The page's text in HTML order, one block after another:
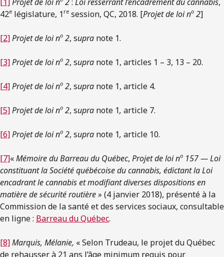
42e législature, 1 re session, QC, 2018. [Projet de loi no 2]
[2]Projet de loi no 2, supra note 1.
[3]Projet de loi no 2, supra note 1, articles 1 – 3, 13 – 20.
[4]Projet de loi no 2, supra note 1, article 4.
[5]Projet de loi no 2, supra note 1, article 7.
[6]Projet de loi no 2, supra note 1, article 10.
[7]«Mémoire du Barreau du Québec, Projet de loi no 157 — Loi
constituant la Société québécoise du cannabis, édictant la Loi
encadrant le cannabis et modifiant diverses dispositions en
matière de sécurité routière » (4 janvier 2018), présenté à la
Commission de la santé et des services sociaux, consultable
en ligne : Barreau du Québec.
[8]Marquis, Mélanie, « Selon Trudeau, le projet du Québec
de rehausser à 21 ans l’âge minimum requis pour